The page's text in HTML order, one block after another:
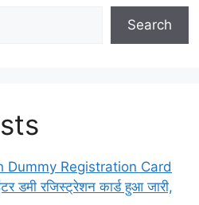
Search
Dummy Registration Card
डमी रजिस्ट्रेशन कार्ड हुआ जारी,